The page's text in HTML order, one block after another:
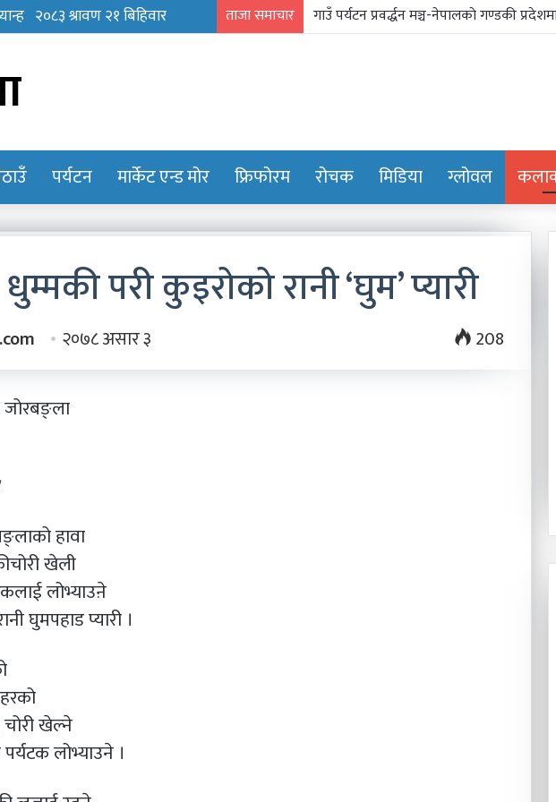
ताजा समाचार प्रिन्सुको चकचके बानी
पर्यटन मार्केट एन्ड मोर फ्रिफोरम रोचक मिडिया ग्लोवल
परी कुइरोको रानी ‘घुम’ प्यारी
२०७८ असार ३ 208
जोरबङ्ला
हावा
खेली
लोभ्याउऩे
घुमपहाड प्यारी ।
खेल्ने
लोभ्याउने ।
प्रहरी
कार्यदलमा
वन्यजन्तु
२०८३ असार ९